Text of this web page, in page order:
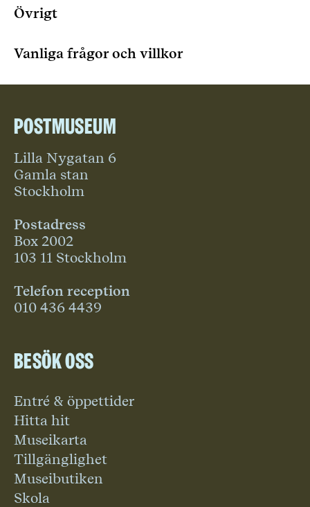
Övrigt
Vanliga frågor och villkor
Postmuseum
Lilla Nygatan 6
Gamla stan
Stockholm
Postadress
Box 2002
103 11 Stockholm
Telefon reception
010 436 4439
Besök oss
Entré & öppettider
Hitta hit
Museikarta
Tillgänglighet
Museibutiken
Skola